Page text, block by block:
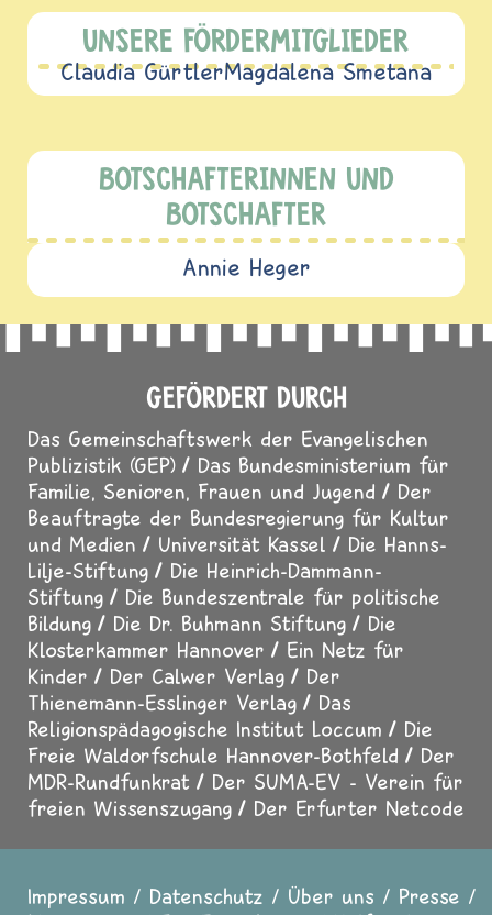
UNSERE FÖRDERMITGLIEDER
Claudia GürtlerMagdalena Smetana
BOTSCHAFTERINNEN UND
BOTSCHAFTER
Annie Heger
GEFÖRDERT DURCH
Das Gemeinschaftswerk der Evangelischen
Publizistik (GEP)
Das Bundesministerium für
Familie, Senioren, Frauen und Jugend
Der
Beauftragte der Bundesregierung für Kultur
und Medien
Universität Kassel
Die Hanns-
Lilje-Stiftung
Die Heinrich-Dammann-
Stiftung
Die Bundeszentrale für politische
Bildung
Die Dr. Buhmann Stiftung
Die
Klosterkammer Hannover
Ein Netz für
Kinder
Der Calwer Verlag
Der
Thienemann-Esslinger Verlag
Das
Religionspädagogische Institut Loccum
Die
Freie Waldorfschule Hannover-Bothfeld
Der
MDR-Rundfunkrat
Der SUMA-EV - Verein für
freien Wissenszugang
Der Erfurter Netcode
Impressum Datenschutz Über uns
Presse